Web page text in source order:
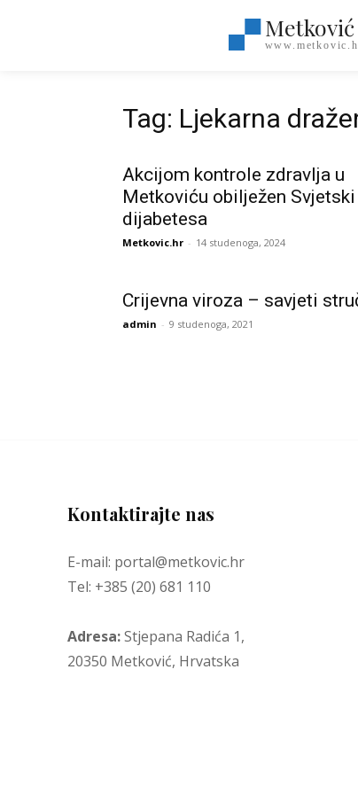
Metković
Tag: Ljekarna
Akcijom kontrole zdravlja u
Metkoviću obilježen Svjetski
dijabetesa
Metkovic.hr - 14 studenoga, 2024
Crijevna viroza – savjeti
admin - 9 studenoga, 2021
Kontaktirajte nas
E-mail: portal@metkovic.hr
Tel: +385 (20) 681 110
Adresa:Stjepana Radića 1,
20350 Metković, Hrvatska